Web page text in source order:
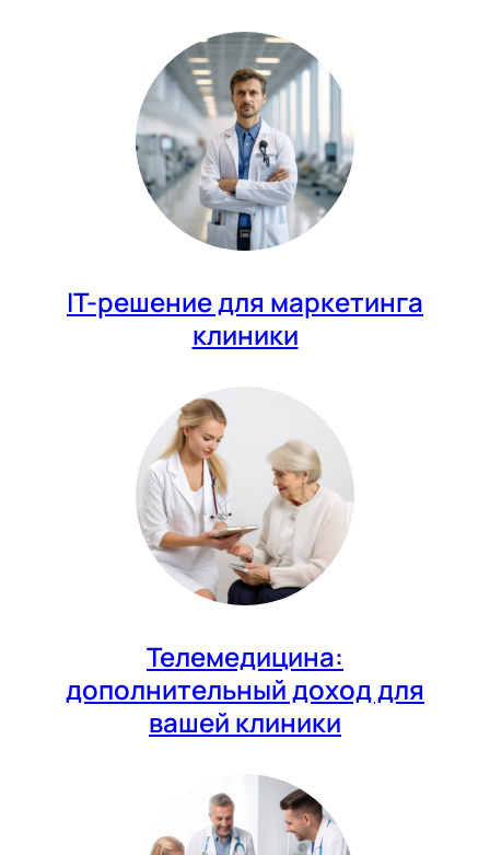
IT-решение для маркетинга
клиники
Телемедицина:
дополнительный доход для
вашей клиники